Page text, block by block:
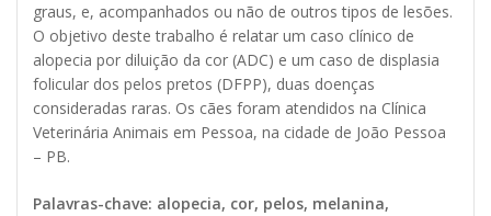
graus, e, acompanhados ou não de outros tipos de lesões.
O objetivo deste trabalho é relatar um caso clínico de
alopecia por diluição da cor (ADC) e um caso de displasia
folicular dos pelos pretos (DFPP), duas doenças
consideradas raras. Os cães foram atendidos na Clínica
Veterinária Animais em Pessoa, na cidade de João Pessoa
– PB.
Palavras-chave: alopecia, cor, pelos, melanina,